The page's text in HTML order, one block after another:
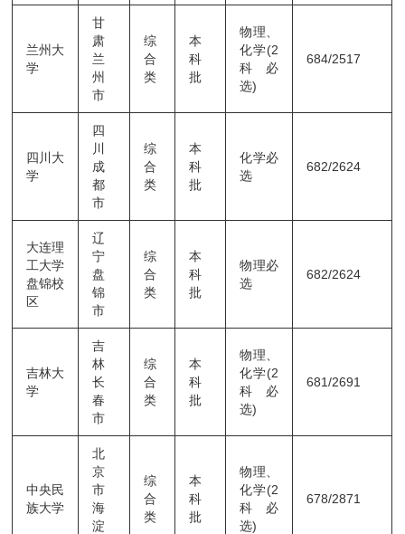
兰州大
学
甘
肃
兰
州
市
综
合
类
本
科
批
物理、
化学(2
科必
选)
684/2517
四川大
学
四
川
成
都
市
综
合
类
本
科
批
化学必
选
682/2624
大连理
工大学
盘锦校
区
辽
宁
盘
锦
市
综
合
类
本
科
批
物理必
选
682/2624
吉林大
学
吉
林
长
春
市
综
合
类
本
科
批
物理、
化学(2
科必
选)
681/2691
中央民
族大学
北
京
市
海
淀
综
合
类
本
科
批
物理、
化学(2
科必
选)
678/2871